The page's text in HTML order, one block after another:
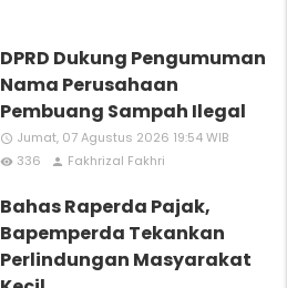
DPRD Dukung Pengumuman
Nama Perusahaan
Pembuang Sampah Ilegal
access_time Jumat, 07 Agustus 2026 19:54 WIB
remove_red_eye 336 person Fakhrizal Fakhri
Bahas Raperda Pajak,
Bapemperda Tekankan
Perlindungan Masyarakat